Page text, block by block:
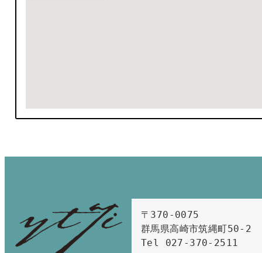
〒370-0075
群馬県高崎市筑縄町50-2
Tel 027-370-2511